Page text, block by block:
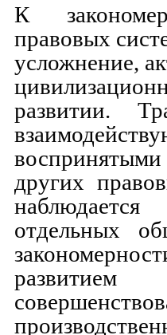
К
правовых
усложнение,
развитии.
других
отдельных